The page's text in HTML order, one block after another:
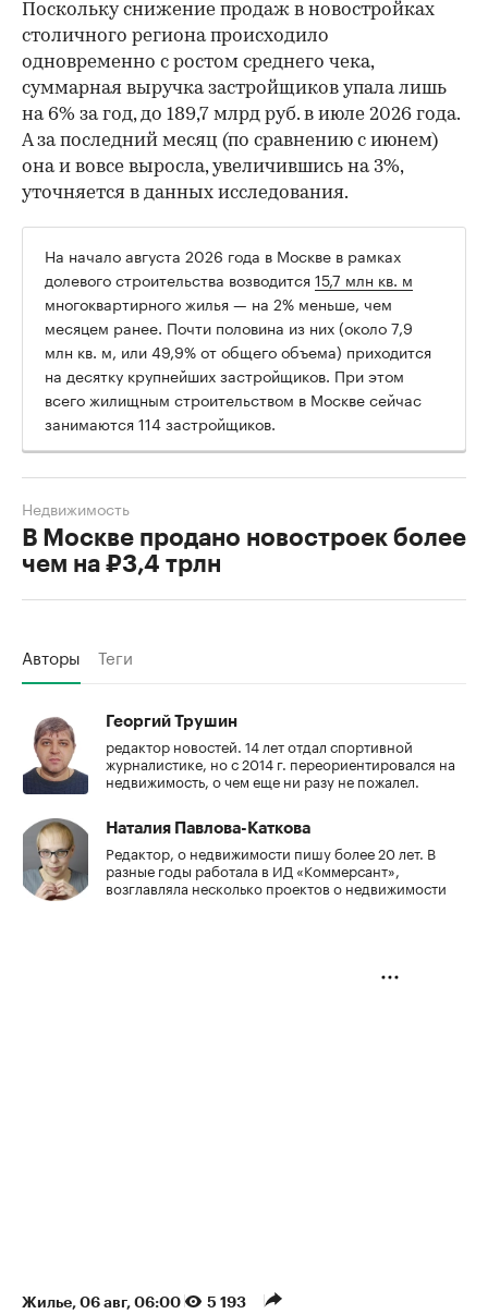
Поскольку снижение продаж в новостройках
столичного региона происходило
одновременно с ростом среднего чека,
суммарная выручка застройщиков упала лишь
на 6% за год, до 189,7 млрд руб. в июле 2026 года.
А за последний месяц (по сравнению с июнем)
она и вовсе выросла, увеличившись на 3%,
уточняется в данных исследования.
На начало августа 2026 года в Москве в рамках
долевого строительства возводится15,7 млн кв. м
многоквартирного жилья — на 2% меньше, чем
месяцем ранее. Почти половина из них (около 7,9
млн кв. м, или 49,9% от общего объема) приходится
на десятку крупнейших застройщиков. При этом
всего жилищным строительством в Москве сейчас
занимаются 114 застройщиков.
В Москве продано новостроек более
чем на ₽3,4 трлн
Недвижимость
Авторы Теги
Георгий Трушин
редактор новостей. 14 лет отдал спортивной
журналистике, но с 2014 г. переориентировался на
недвижимость, о чем еще ни разу не пожалел.
Наталия Павлова-Каткова
Редактор, о недвижимости пишу более 20 лет. В
разные годы работала в ИД «Коммерсант»,
возглавляла несколько проектов о недвижимости
Жилье⁠, 06 авг, 06:00 5 193